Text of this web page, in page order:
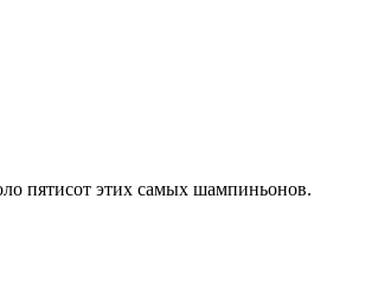
пятисот этих самых шампиньонов.